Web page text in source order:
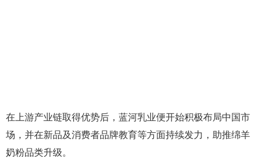
在上游产业链取得优势后，蓝河乳业便开始积极布局中国市
场，并在新品及消费者品牌教育等方面持续发力，助推绵羊
奶粉品类升级。